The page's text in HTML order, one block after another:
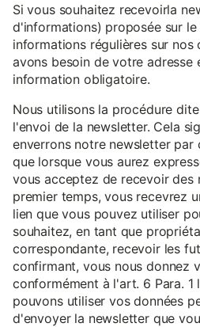
Si vous souhaitez recevoirla
d'informations) proposée sur
informations régulières sur
avons besoin de votre adresse
information obligatoire.
Nous utilisons la procédure
l'envoi de la newsletter. Cela
enverrons notre newsletter par
que lorsque vous aurez
vous acceptez de recevoir des
premier temps, vous recevrez
lien que vous pouvez utiliser
souhaitez, en tant que
correspondante, recevoir les
confirmant, vous nous donnez
conformément à l'art. 6 Para. 1
pouvons utiliser vos données
d'envoyer la newsletter que